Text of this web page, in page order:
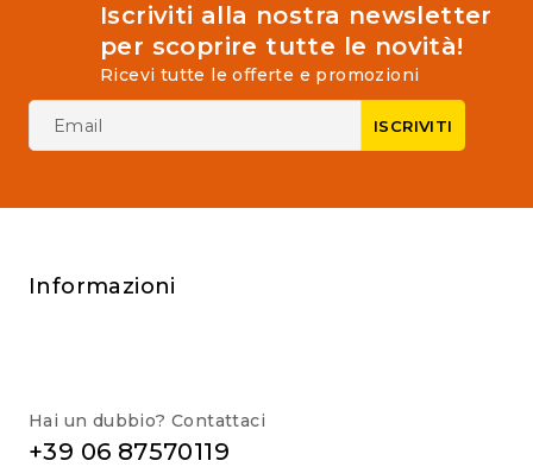
Iscriviti alla nostra newsletter
per scoprire tutte le novità!
Ricevi tutte le offerte e promozioni
Informazioni
Hai un dubbio? Contattaci
+39 06 87570119